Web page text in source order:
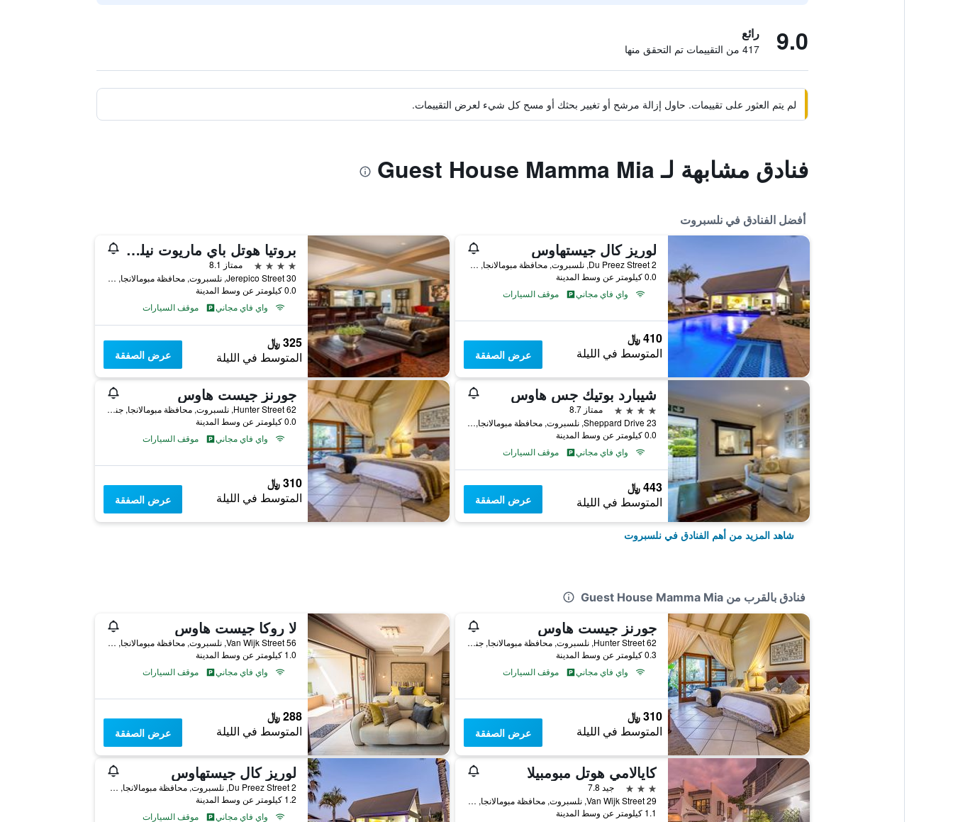
9.0 رائع
417 من التقييمات تم التحقق منها
لم يتم العثور على تقييمات. حاول إزالة مرشح أو تغيير بحثك أو مسح كل شيء لعرض التقييمات.
فنادق مشابهة لـ Guest House Mamma Mia
أفضل الفنادق في نلسبروت
لوريز كال جيستهاوس
2 Du Preez Street, نلسبروت, محافظة مبومالانجا, جنوب أفريقيا
0.0 كيلومتر عن وسط المدينة
واي فاي مجاني
موقف السيارات
410 ﷼
المتوسط في الليلة عرض الصفقة
بروتيا هوتل باي ماريوت نيلسبرويت
4 نجوم
ممتاز 8.1
30 Jerepico Street, نلسبروت, محافظة مبومالانجا, جنوب أفريقيا
0.0 كيلومتر عن وسط المدينة
واي فاي مجاني
موقف السيارات
325 ﷼
المتوسط في الليلة عرض الصفقة
شيبارد بوتيك جس هاوس
4 نجوم
ممتاز 8.7
23 Sheppard Drive, نلسبروت, محافظة مبومالانجا, جنوب أفريقيا
0.0 كيلومتر عن وسط المدينة
واي فاي مجاني
موقف السيارات
443 ﷼
المتوسط في الليلة عرض الصفقة
جورنز جيست هاوس
62 Hunter Street, نلسبروت, محافظة مبومالانجا, جنوب أفريقيا
0.0 كيلومتر عن وسط المدينة
واي فاي مجاني
موقف السيارات
310 ﷼
المتوسط في الليلة عرض الصفقة
شاهد المزيد من أهم الفنادق في نلسبروت
فنادق بالقرب من Guest House Mamma Mia
جورنز جيست هاوس
62 Hunter Street, نلسبروت, محافظة مبومالانجا, جنوب أفريقيا
0.3 كيلومتر عن وسط المدينة
واي فاي مجاني
موقف السيارات
310 ﷼
المتوسط في الليلة عرض الصفقة
لا روكا جيست هاوس
56 Van Wijk Street, نلسبروت, محافظة مبومالانجا, جنوب أفريقيا
1.0 كيلومتر عن وسط المدينة
واي فاي مجاني
موقف السيارات
288 ﷼
المتوسط في الليلة عرض الصفقة
كايالامي هوتل مبومبيلا
3 نجوم
جيد 7.8
29 Van Wijk Street, نلسبروت, محافظة مبومالانجا, جنوب أفريقيا
1.1 كيلومتر عن وسط المدينة
لوريز كال جيستهاوس
2 Du Preez Street, نلسبروت, محافظة مبومالانجا, جنوب أفريقيا
1.2 كيلومتر عن وسط المدينة
واي فاي مجاني
موقف السيارات